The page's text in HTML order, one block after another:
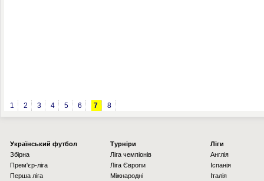
1 2 3 4 5 6 7 8
Українcький футбол
Збірна
Прем'єр-ліга
Перша ліга
Турніри
Ліга чемпіонів
Ліга Європи
Міжнародні
Ліги
Англія
Іспанія
Італія